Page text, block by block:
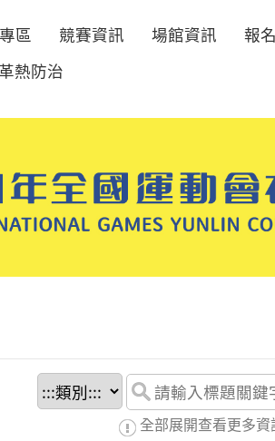
區 競賽資訊 場館資訊
報
熱防治
全部展開查看更多資